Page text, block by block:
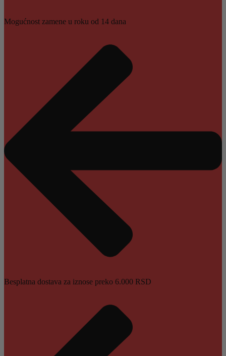
Mogućnost zamene u roku od 14 dana
Besplatna dostava za iznose preko 6.000 RSD